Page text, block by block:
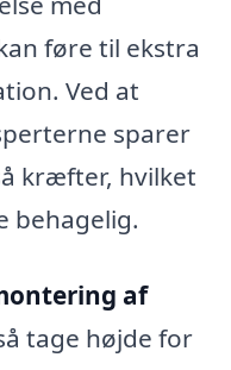
føre til ekstra
Ved at
sparer
kræfter, hvilket
behagelig.
af
tage højde for